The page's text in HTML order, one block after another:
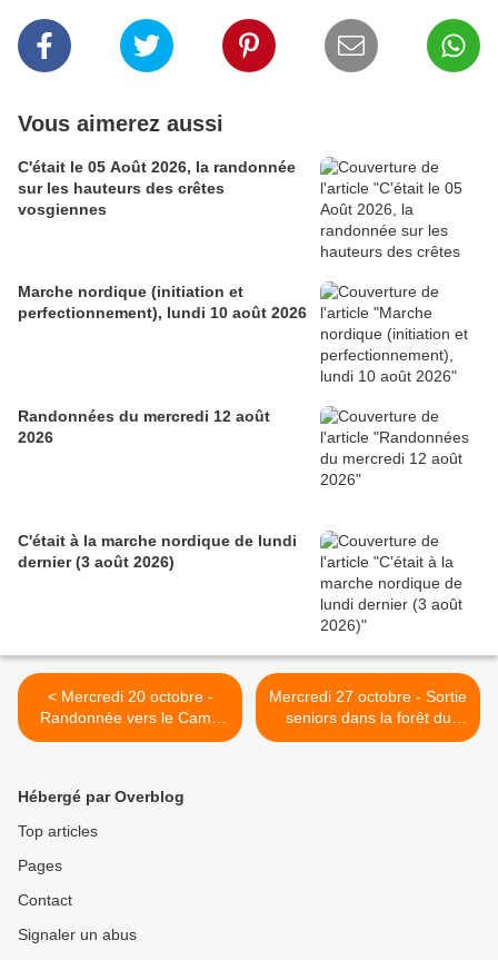
Vous aimerez aussi
C'était le 05 Août 2026, la randonnée
sur les hauteurs des crêtes
vosgiennes
Marche nordique (initiation et
perfectionnement), lundi 10 août 2026
Randonnées du mercredi 12 août
2026
C'était à la marche nordique de lundi
dernier (3 août 2026)
< Mercredi 20 octobre -
Randonnée vers le Camp
celtique de la Bure
Mercredi 27 octobre - Sortie
seniors dans la forêt du
Rhin, vers Burkheim-
Hébergé par Overblog
Top articles
Pages
Contact
Signaler un abus